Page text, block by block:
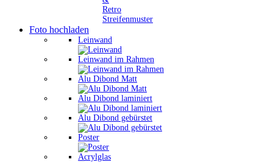
Retro
Streifenmuster
Foto hochladen
Leinwand
Leinwand im Rahmen
Alu Dibond Matt
Alu Dibond laminiert
Alu Dibond gebürstet
Poster
Acrylglas